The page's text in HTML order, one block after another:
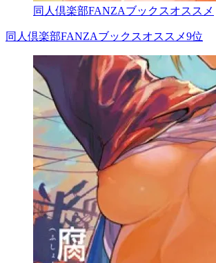
同人倶楽部FANZAブックスオススメ
同人倶楽部FANZAブックスオススメ9位